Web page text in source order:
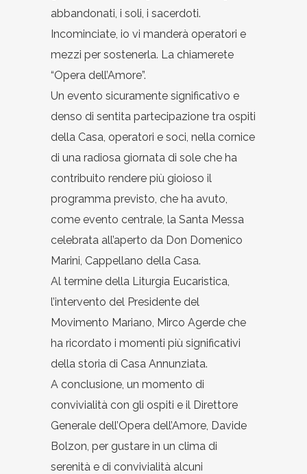
abbandonati, i soli, i sacerdoti.
Incominciate, io vi manderà operatori e
mezzi per sostenerla. La chiamerete
“Opera dell’Amore”.
Un evento sicuramente significativo e
denso di sentita partecipazione tra ospiti
della Casa, operatori e soci, nella cornice
di una radiosa giornata di sole che ha
contribuito rendere più gioioso il
programma previsto, che ha avuto,
come evento centrale, la Santa Messa
celebrata all’aperto da Don Domenico
Marini, Cappellano della Casa.
Al termine della Liturgia Eucaristica,
l’intervento del Presidente del
Movimento Mariano, Mirco Agerde che
ha ricordato i momenti più significativi
della storia di Casa Annunziata.
A conclusione, un momento di
convivialità con gli ospiti e il Direttore
Generale dell’Opera dell’Amore, Davide
Bolzon, per gustare in un clima di
serenità e di convivialità alcuni